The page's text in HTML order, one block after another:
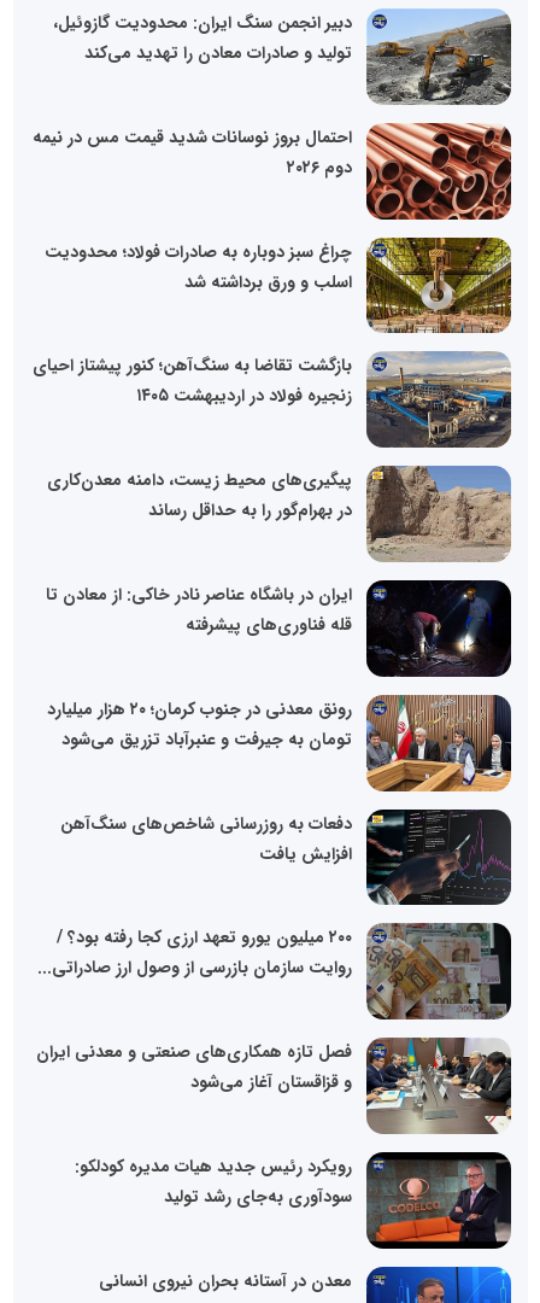
دبیر انجمن سنگ ایران: محدودیت گازوئیل،
تولید و صادرات معادن را تهدید می‌کند
احتمال بروز نوسانات شدید قیمت مس در نیمه
دوم ۲۰۲۶
چراغ سبز دوباره به صادرات فولاد؛ محدودیت
اسلب و ورق برداشته شد
بازگشت تقاضا به سنگ‌آهن؛ کنور پیشتاز احیای
زنجیره فولاد در اردیبهشت ۱۴۰۵
پیگیری‌های محیط زیست، دامنه معدن‌کاری
در بهرام‌گور را به حداقل رساند
ایران در باشگاه عناصر نادر خاکی: از معادن تا
قله فناوری‌های پیشرفته
رونق معدنی در جنوب کرمان؛ ۲۰ هزار میلیارد
تومان به جیرفت و عنبرآباد تزریق می‌شود
دفعات به روزرسانی شاخص‌های سنگ‌آهن
افزایش یافت
۲۰۰ میلیون یورو تعهد ارزی کجا رفته بود؟ /
روایت سازمان بازرسی از وصول ارز صادراتی...
فصل تازه همکاری‌های صنعتی و معدنی ایران
و قزاقستان آغاز می‌شود
رویکرد رئیس جدید هیات مدیره کودلکو:
سودآوری به‌جای رشد تولید
معدن در آستانه بحران نیروی انسانی